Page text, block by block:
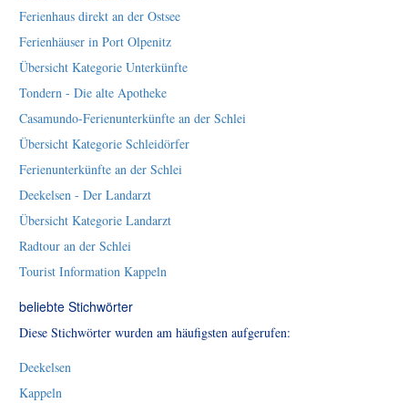
Ferienhaus direkt an der Ostsee
Ferienhäuser in Port Olpenitz
Übersicht Kategorie Unterkünfte
Tondern - Die alte Apotheke
Casamundo-Ferienunterkünfte an der Schlei
Übersicht Kategorie Schleidörfer
Ferienunterkünfte an der Schlei
Deekelsen - Der Landarzt
Übersicht Kategorie Landarzt
Radtour an der Schlei
Tourist Information Kappeln
beliebte Stichwörter
Diese Stichwörter wurden am häufigsten aufgerufen:
Deekelsen
Kappeln